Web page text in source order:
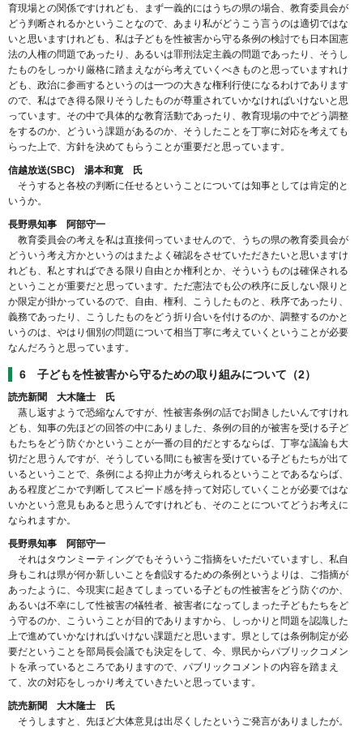
育現場との関係ですけれども、まず一義的にはうちの県の場合、教育委員会が
どう判断されるかということなので、あまり私がどうこう言うのは適切ではな
いと思いますけれども、私は子どもを性被害から守る条例の検討でも日本国憲
法の人権の問題であったり、あるいは罪刑法定主義の問題であったり、そうし
たものをしっかり厳格に踏まえながら考えていくべきものと思っていますれけ
ども、政治に参画するというのは一つの大きな権利行使になるわけであります
ので、私はでき得る限りそうしたものが尊重されていかなければいけないと思
っています。その中で具体的な教育活動であったり、教育現場の中でどう調整
をするのか、どういう課題があるのか、そうしたことを丁寧に対応を考えても
らった上で、方針を決めてもらうことが重要だと思っています。
信越放送(SBC) 湯本和寛 氏
そうすると各校の判断に任せるということについては知事としては肯定的と
いうか。
長野県知事 阿部守一
教育委員会の考えを私は直接伺っていませんので、うちの県の教育委員会が
どういう考え方かというのはまたよく確認をさせていただきたいと思いますけ
れども、私とすればできる限り自由とか権利とか、そういうものは確保される
ということが重要だと思っています。ただ憲法でも公の秩序に反しない限りと
か限定が掛かっているので、自由、権利、こうしたものと、秩序であったり、
義務であったり、こうしたものをどう折り合いを付けるのか、調整するのかと
いうのは、やはり個別の問題について相当丁寧に考えていくということが必要
なんだろうと思っています。
6 子どもを性被害から守るための取り組みについて（2）
読売新聞 大木隆士 氏
蒸し返すようで恐縮なんですが、性被害条例の話でお聞きしたいんですけれ
ども、知事の先ほどの回答の中にありました、条例の目的が被害を受ける子ど
もたちをどう防ぐかということが一番の目的だとするならば、丁寧な議論も大
切だと思うんですが、そうしている間にも被害を受けている子どもたちが出て
いるということで、条例による抑止力が考えられるということであるならば、
ある程度どこかで判断してスピード感を持って対応していくことが必要ではな
いかという意見もあると思うんですけれども、そのことについてどうお考えに
なられますか。
長野県知事 阿部守一
それはタウンミーティングでもそういうご指摘をいただいていますし、私自
身もこれは県が何か新しいことを創設するための条例というよりは、ご指摘が
あったように、今現実に起きてしまっている子どもの性被害をどう防ぐのか、
あるいは不幸にして性被害の犠牲者、被害者になってしまった子どもたちをど
う守るのか、こういうことが目的でありますから、しっかりと問題を認識した
上で進めていかなければいけない課題だと思います。県としては条例制定が必
要だということを部局長会議でも決定をして、今、県民からパブリックコメン
トを承っているところでありますので、パブリックコメントの内容を踏まえ
て、次の対応をしっかり考えていきたいと思っています。
読売新聞 大木隆士 氏
そうしますと、先ほど大体意見は出尽くしたというご発言がありましたが。